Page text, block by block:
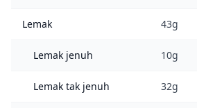
Lemak 43g
Lemak jenuh 10g
Lemak tak jenuh 32g